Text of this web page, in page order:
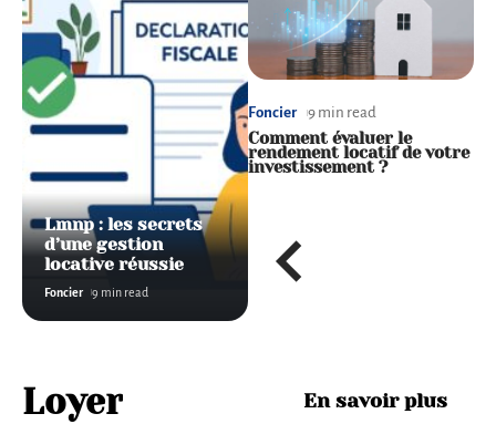
Lmnp : les secrets
d’une gestion
locative réussie
Foncier 9 min read
Foncier
Peut-on revendre
facilement avec un statut
LMNP Mobil Home ?
Foncier 9 min read
Comment évaluer le
rendement locatif de votre
investissement ?
Loyer En savoir plus